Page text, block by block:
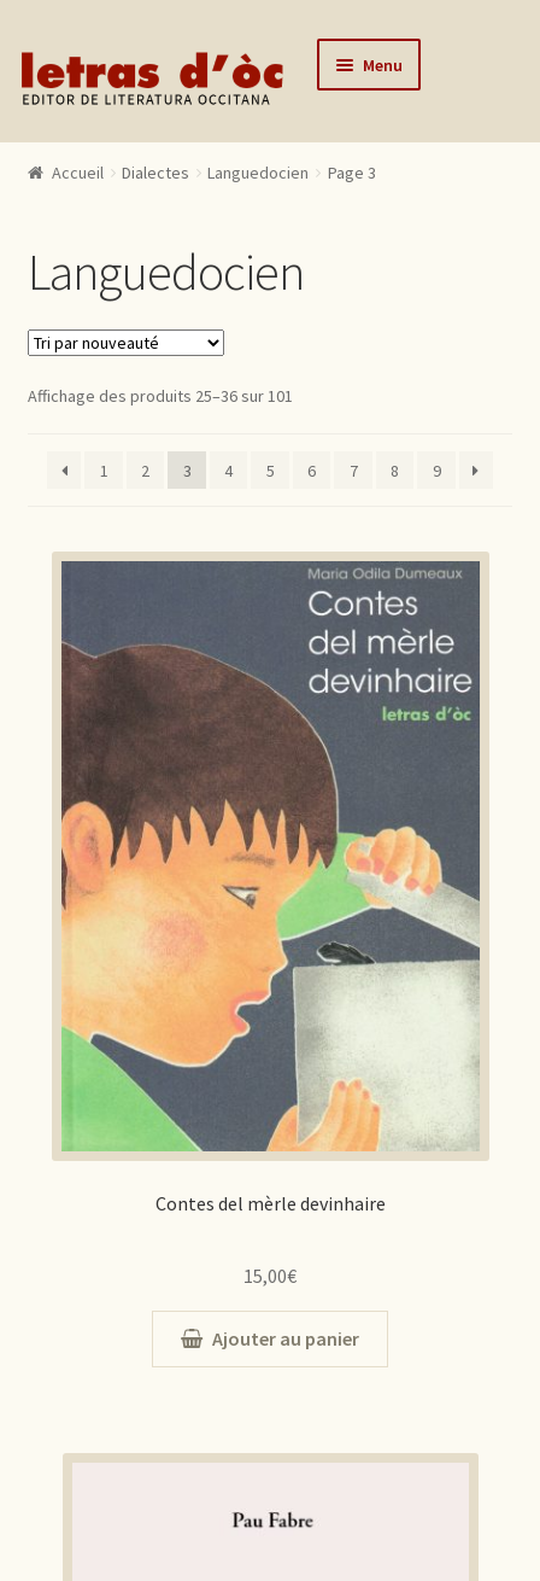
Aller à la navigation
Aller au contenu Menu
Catalogue
Actualités
L’éditeur
Accueil Dialectes Languedocien Page 3
Languedocien
Affichage des produits 25–36 sur 101
1 2 3 4 5 6 7 8 9
Contes del mèrle devinhaire
15,00€
Ajouter au panier